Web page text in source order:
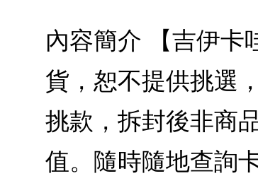
內容簡介 【吉伊卡
貨，恕不提供挑選
挑款，拆封後非商
值。隨時隨地查詢